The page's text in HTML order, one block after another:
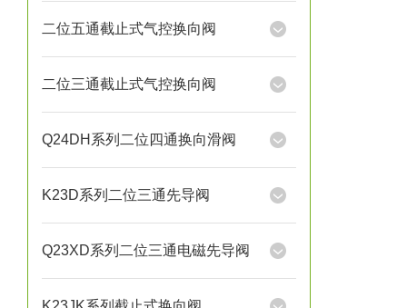
二位五通截止式气控换向阀
二位三通截止式气控换向阀
Q24DH系列二位四通换向滑阀
K23D系列二位三通先导阀
Q23XD系列二位三通电磁先导阀